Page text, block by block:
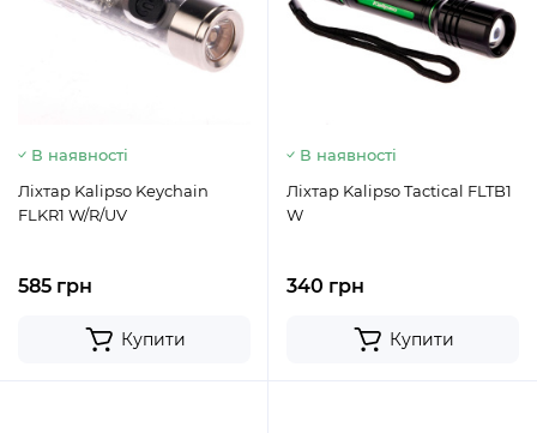
В наявності
Ліхтар Kalipso Keychain
FLKR1 W/R/UV
585 грн
Купити
В наявності
Ліхтар Kalipso Tactical FLTB1
W
340 грн
Купити